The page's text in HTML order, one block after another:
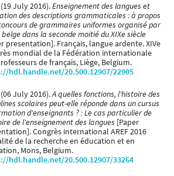
July 2016).Enseignement des langues et
des descriptions grammaticales : à propos
de grammaires uniformes organisé par
dans la seconde moitié du XIXe siècle
presentation]. Français, langue ardente. XIVe
mondial de la Fédération internationale
de français, Liège, Belgium.
hdl.handle.net/20.500.12907/22905
(06 July 2016).A quelles fonctions, l'histoire des
scolaires peut-elle réponde dans un cursus
d'enseignants ? : Le cas particulier de
de l'enseignement des langues [Paper
Congrès international AREF 2016
de la recherche en éducation et en
Mons, Belgium.
hdl.handle.net/20.500.12907/33264